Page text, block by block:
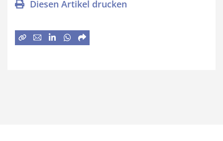
Diesen Artikel drucken